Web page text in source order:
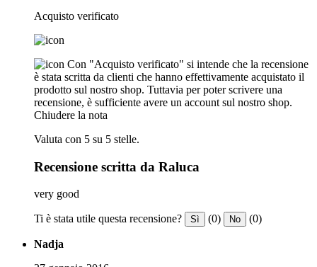
Acquisto verificato
Con "Acquisto verificato" si intende che la recensione
è stata scritta da clienti che hanno effettivamente acquistato il
prodotto sul nostro shop. Tuttavia per poter scrivere una
recensione, è sufficiente avere un account sul nostro shop.
Chiudere la nota
Valuta con 5 su 5 stelle.
Recensione scritta da Raluca
very good
Ti è stata utile questa recensione? Sì (0) No (0)
Nadja